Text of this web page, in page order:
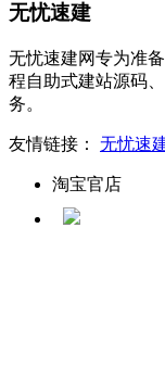
无忧速建
无忧速建网专为准
程自助式建站源码
务。
友情链接： 无忧速
淘宝官店